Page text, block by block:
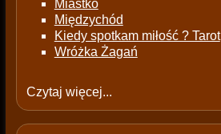
Miastko
Międzychód
Kiedy spotkam miłość ? Tarot
Wróżka Żagań
Czytaj więcej...